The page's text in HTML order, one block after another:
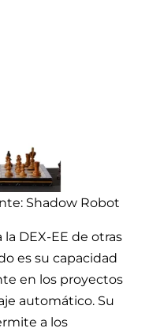
Shadow Robot
DEX-EE de otras
es su capacidad
en los proyectos
automático. Su
a los